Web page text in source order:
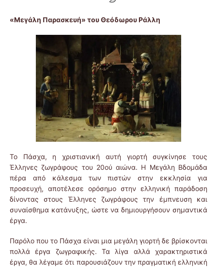
«Μεγάλη Παρασκευή» του Θεόδωρου Ράλλη
Το Πάσχα, η χριστιανική αυτή γιορτή συγκίνησε τους
Έλληνες ζωγράφους του 20ού αιώνα. Η Μεγάλη Βδομάδα
πέρα από κάλεσμα των πιστών στην εκκλησία για
προσευχή, αποτέλεσε ορόσημο στην ελληνική παράδοση
δίνοντας στους Έλληνες ζωγράφους την έμπνευση και
συναίσθημα κατάνυξης, ώστε να δημιουργήσουν σημαντικά
έργα.
Παρόλο που το Πάσχα είναι μια μεγάλη γιορτή δε βρίσκονται
πολλά έργα ζωγραφικής. Τα λίγα αλλά χαρακτηριστικά
έργα, θα λέγαμε ότι παρουσιάζουν την πραγματική ελληνική